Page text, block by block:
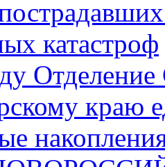
катастроф
краю